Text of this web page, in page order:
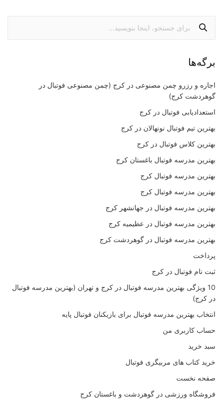
برگه‌ها
اجاره و رزرو چمن مصنوعی در کرج (چمن مصنوعی فوتبال در
گوهردشت کرج)
استعدادیابی فوتبال در کرج
بهترین تیم فوتبال نونهالان در کرج
بهترین کلاس فوتبال در کرج
بهترین مدرسه فوتبال باغستان کرج
بهترین مدرسه فوتبال کرج
بهترین مدرسه فوتبال کرج
بهترین مدرسه فوتبال در جهانشهر کرج
بهترین مدرسه فوتبال در عظیمیه کرج
بهترین مدرسه فوتبال در گوهردشت کرج
پرداخت
ثبت نام فوتبال در کرج
10 ویژگی بهترین مدرسه فوتبال در کرج و تهران (بهترین مدرسه فوتبال
در کرج)
انتخاب بهترین مدرسه فوتبال برای بازیکنان فوتبال پایه
حساب کاربری من
سبد خرید
خرید کتاب های مربیگری فوتبال
صفحه نخست
فروشگاه ورزشی در گوهردشت و باغستان کرج